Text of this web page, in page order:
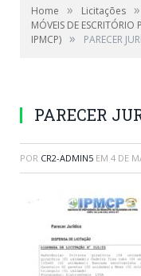
Home » Licitações »
MÓVEIS DE ESCRITÓRIO
IPMCP) » PARECER
PARECER
POR CR2-ADMIN5 EM 4 DE